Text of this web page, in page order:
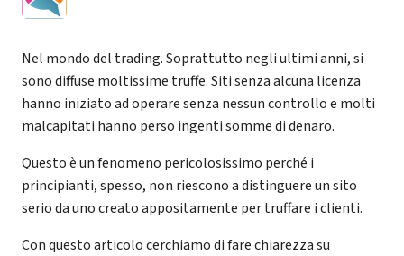
Nel mondo del trading. Soprattutto negli ultimi anni, si
sono diffuse moltissime truffe. Siti senza alcuna licenza
hanno iniziato ad operare senza nessun controllo e molti
malcapitati hanno perso ingenti somme di denaro.
Questo è un fenomeno pericolosissimo perché i
principianti, spesso, non riescono a distinguere un sito
serio da uno creato appositamente per truffare i clienti.
Con questo articolo cerchiamo di fare chiarezza su